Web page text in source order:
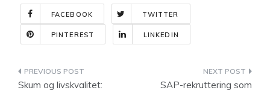
FACEBOOK TWITTER
PINTEREST LINKEDIN
Indlægsnavigation
Skum og livskvalitet:
SAP-rekruttering som